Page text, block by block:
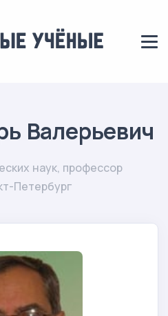
Валерьевич
наук, профессор
Петербург